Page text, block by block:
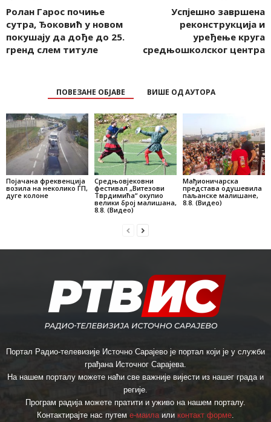
Ролан Гарос почиње
сутра, Ђоковић у новом
покушају да дође до 25.
гренд слем титуле
Успјешно завршена
реконструкција и
уређење круга
средњошколског центра
ПОВЕЗАНЕ ОБЈАВЕ ВИШЕ ОД АУТОРА
Појачана фреквенција
возила на неколико ГП,
дуге колоне
Средњовјековни
фестивал „Витезови
Тврдимића“ окупио
велики број малишана,
8.8. (Видео)
Мађионичарска
представа одушевила
паљанске малишане,
8.8. (Видео)
Портал Радио-телевизије Источно Сарајево је портал који је у служби
грађана Источног Сарајева.
На нашем порталу можете наћи све важније вијести из нашег града и
регије.
Програм радија можете пратити и уживо на нашем порталу.
Контактирајте нас путем е-маилаили контакт форме.